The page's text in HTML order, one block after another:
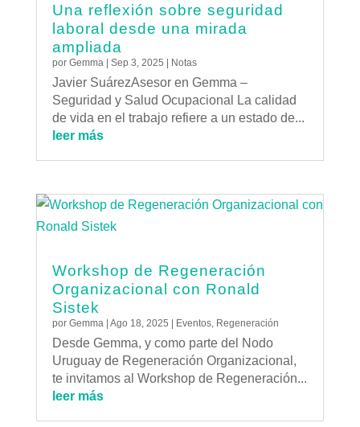
Una reflexión sobre seguridad
laboral desde una mirada
ampliada
por Gemma | Sep 3, 2025 | Notas
Javier SuárezAsesor en Gemma –
Seguridad y Salud Ocupacional La calidad
de vida en el trabajo refiere a un estado de...
leer más
Workshop de Regeneración
Organizacional con Ronald
Sistek
por Gemma| Ago 18, 2025 | Eventos, Regeneración
Desde Gemma, y como parte del Nodo
Uruguay de Regeneración Organizacional,
te invitamos al Workshop de Regeneración...
leer más